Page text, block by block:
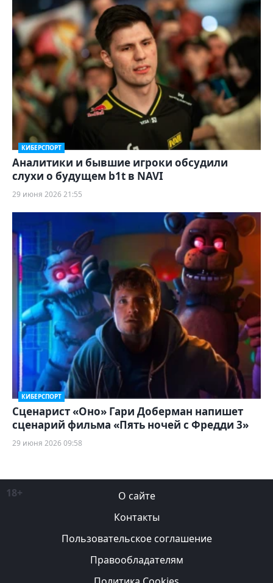
КИБЕРСПОРТ
Аналитики и бывшие игроки обсудили
слухи о будущем b1t в NAVI
29 июня 2026 21:55
КИБЕРСПОРТ
Сценарист «Оно» Гари Доберман напишет
сценарий фильма «Пять ночей с Фредди 3»
29 июня 2026 09:58
18+
О сайте
Контакты
Пользовательское соглашение
Правообладателям